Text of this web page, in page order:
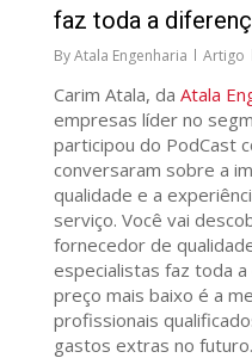
faz toda a
ByAtala Engenharia Artigo
Carim Atala, da Atala
empresas líder no
participou do PodCast
conversaram sobre a
qualidade e a
serviço. Você vai
fornecedor de
especialistas faz toda
preço mais baixo é a
profissionais
gastos extras no